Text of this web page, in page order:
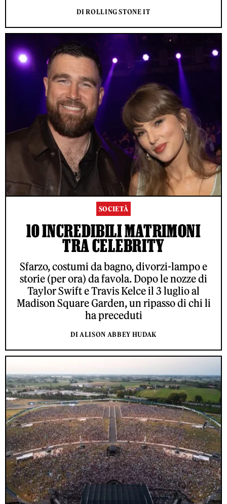
DI ROLLING STONE IT
SOCIETÀ
10 INCREDIBILI MATRIMONI
TRA CELEBRITY
Sfarzo, costumi da bagno, divorzi-lampo e
storie (per ora) da favola. Dopo le nozze di
Taylor Swift e Travis Kelce il 3 luglio al
Madison Square Garden, un ripasso di chi li
ha preceduti
DI ALISON ABBEY HUDAK